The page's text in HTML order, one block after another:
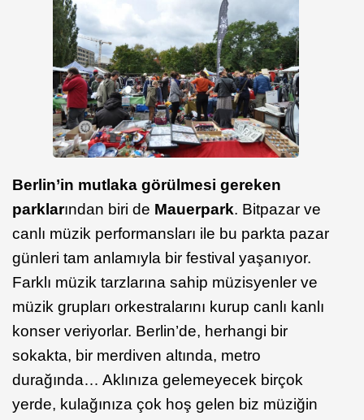
Berlin’in mutlaka görülmesi gereken
parklarından biri de Mauerpark. Bitpazar ve
canlı müzik performansları ile bu parkta pazar
günleri tam anlamıyla bir festival yaşanıyor.
Farklı müzik tarzlarına sahip müzisyenler ve
müzik grupları orkestralarını kurup canlı kanlı
konser veriyorlar. Berlin’de, herhangi bir
sokakta, bir merdiven altında, metro
durağında… Aklınıza gelemeyecek birçok
yerde, kulağınıza çok hoş gelen biz müziğin